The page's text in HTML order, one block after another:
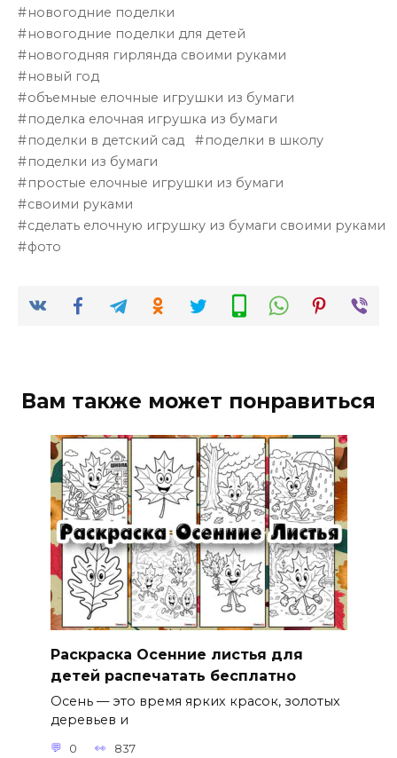
новогодние поделки
новогодние поделки для детей
новогодняя гирлянда своими руками
новый год
объемные елочные игрушки из бумаги
поделка елочная игрушка из бумаги
поделки в детский сад
поделки в школу
поделки из бумаги
простые елочные игрушки из бумаги
своими руками
сделать елочную игрушку из бумаги своими руками
фото
Вам также может понравиться
Раскраска Осенние листья для
детей распечатать бесплатно
Осень — это время ярких красок, золотых
деревьев и
0 837